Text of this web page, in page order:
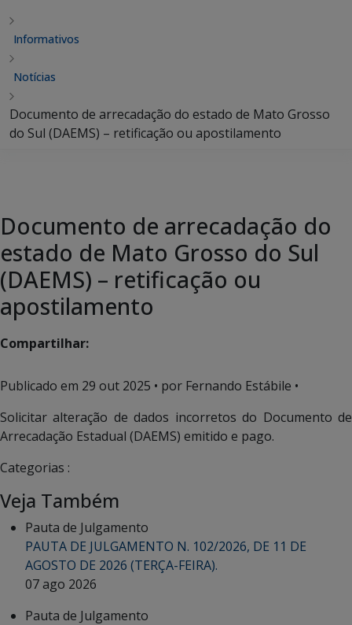
Informativos
Notícias
Documento de arrecadação do estado de Mato Grosso
do Sul (DAEMS) – retificação ou apostilamento
Documento de arrecadação do
estado de Mato Grosso do Sul
(DAEMS) – retificação ou
apostilamento
Compartilhar:
Publicado em 29 out 2025 • por Fernando Estábile •
Solicitar alteração de dados incorretos do Documento de
Arrecadação Estadual (DAEMS) emitido e pago.
Categorias :
Veja Também
Pauta de Julgamento
PAUTA DE JULGAMENTO N. 102/2026, DE 11 DE
AGOSTO DE 2026 (TERÇA-FEIRA).
07 ago 2026
Pauta de Julgamento